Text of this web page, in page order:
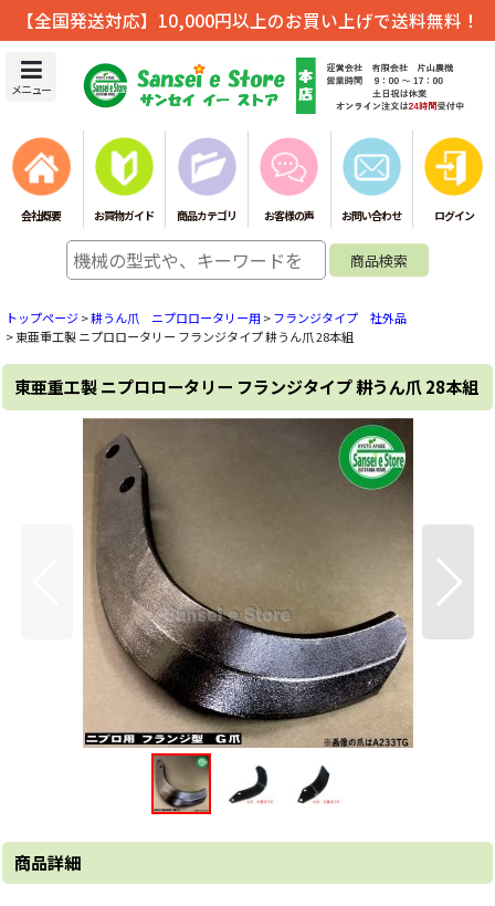
【全国発送対応】10,000円以上のお買い上げで送料無料！
メニュー
会社概要 お買物ガイド 商品カテゴリ お客様の声 お問い合わせ ログイン
トップページ>耕うん爪 ニプロロータリー用 >フランジタイプ 社外品
>東亜重工製 ニプロロータリー フランジタイプ 耕うん爪 28本組
東亜重工製 ニプロロータリー フランジタイプ 耕うん爪 28本組
商品詳細